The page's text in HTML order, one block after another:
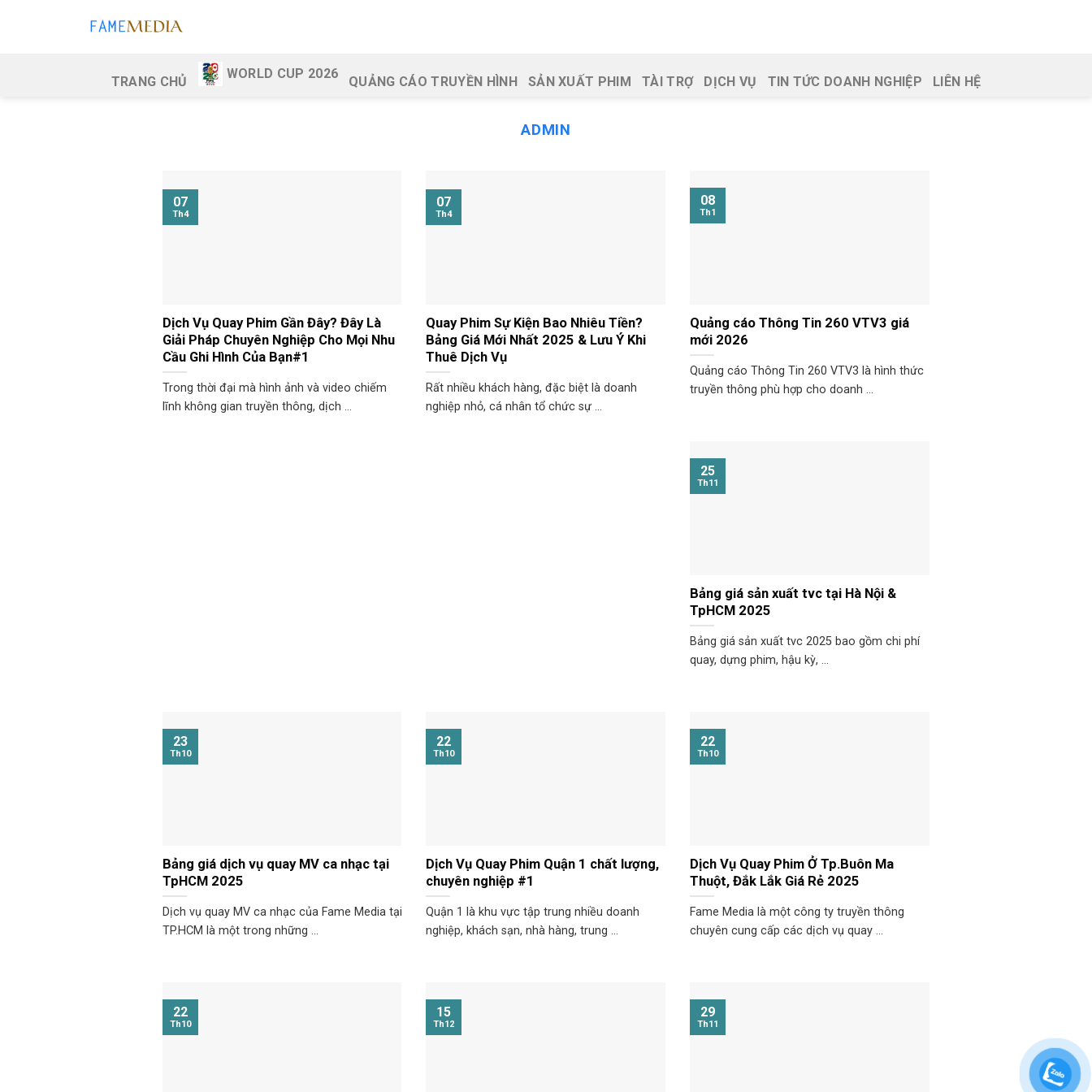
TRANG CHỦ
WORLD CUP 2026
QUẢNG CÁO TRUYỀN HÌNH SẢN XUẤT PHIM TÀI TRỢ DỊCH VỤ TIN TỨC DOANH NGHIỆP LIÊN HỆ
ADMIN
Dịch Vụ Quay Phim Gần Đây? Đây Là
Giải Pháp Chuyên Nghiệp Cho Mọi Nhu
Cầu Ghi Hình Của Bạn#1
Trong thời đại mà hình ảnh và video chiếm
lĩnh không gian truyền thông, dịch ...
07
Th4
Quay Phim Sự Kiện Bao Nhiêu Tiền?
Bảng Giá Mới Nhất 2025 & Lưu Ý Khi
Thuê Dịch Vụ
Rất nhiều khách hàng, đặc biệt là doanh
nghiệp nhỏ, cá nhân tổ chức sự ...
07
Th4
Quảng cáo Thông Tin 260 VTV3 giá
mới 2026
Quảng cáo Thông Tin 260 VTV3 là hình thức
truyền thông phù hợp cho doanh ...
08
Th1
Bảng giá sản xuất tvc tại Hà Nội &
TpHCM 2025
Bảng giá sản xuất tvc 2025 bao gồm chi phí
quay, dựng phim, hậu kỳ, ...
25
Th11
Bảng giá dịch vụ quay MV ca nhạc tại
TpHCM 2025
Dịch vụ quay MV ca nhạc của Fame Media tại
TP.HCM là một trong những ...
23
Th10
Dịch Vụ Quay Phim Quận 1 chất lượng,
chuyên nghiệp #1
Quận 1 là khu vực tập trung nhiều doanh
nghiệp, khách sạn, nhà hàng, trung ...
22
Th10
Dịch Vụ Quay Phim Ở Tp.Buôn Ma
Thuột, Đắk Lắk Giá Rẻ 2025
Fame Media là một công ty truyền thông
chuyên cung cấp các dịch vụ quay ...
22
Th10
22
Th10
15
Th12
29
Th11